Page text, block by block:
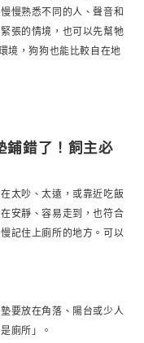
慢熟悉不同的人、聲音和
張的情境，也可以先幫牠
境，狗狗也能比較自在地
鋪錯了！飼主必
太吵、太遠，或靠近吃飯
安靜、容易走到，也符合
記住上廁所的地方。可以
要放在角落、陽台或少人
廁所」。